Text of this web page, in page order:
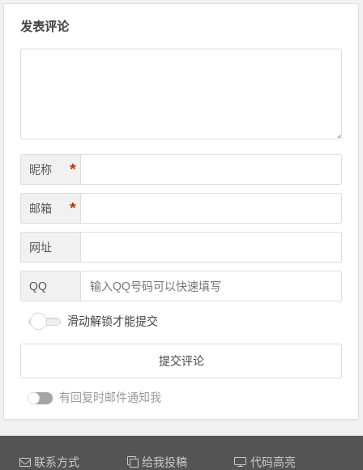
发表评论
昵称 *
邮箱 *
网址
QQ
滑动解锁才能提交
有回复时邮件通知我
联系方式 给我投稿
代码高亮